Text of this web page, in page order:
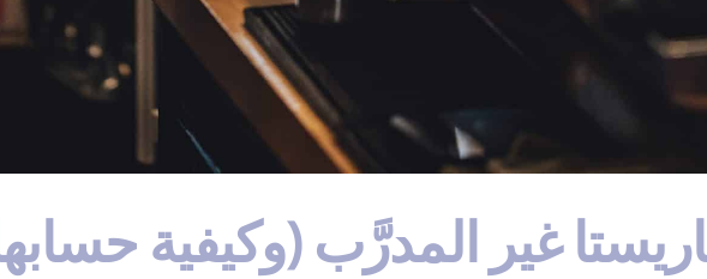
غير المدرَّب (وكيفية